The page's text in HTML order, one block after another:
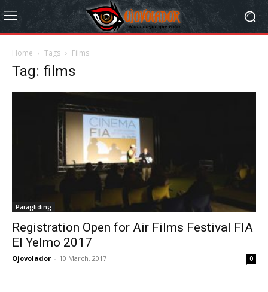
Home Tags Films
Tag: films
Paragliding
Registration Open for Air Films Festival FIA
El Yelmo 2017
Ojovolador - 10 March, 2017 0